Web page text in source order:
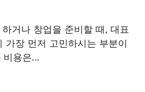
거나 창업을 준비할 때, 대표
장 먼저 고민하시는 부분이
비용은…